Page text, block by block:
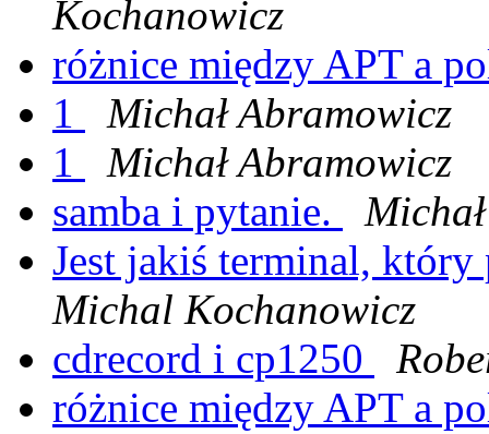
Kochanowicz
różnice między APT a
1
Michał Abramowicz
1
Michał Abramowicz
samba i pytanie.
Jest jakiś terminal,
Michal Kochanowicz
cdrecord i cp1250
różnice między APT a